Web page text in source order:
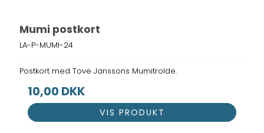
Mumi postkort
LA-P-MUMI-24
Postkort med Tove Janssons Mumitrolde.
10,00 DKK
VIS PRODUKT